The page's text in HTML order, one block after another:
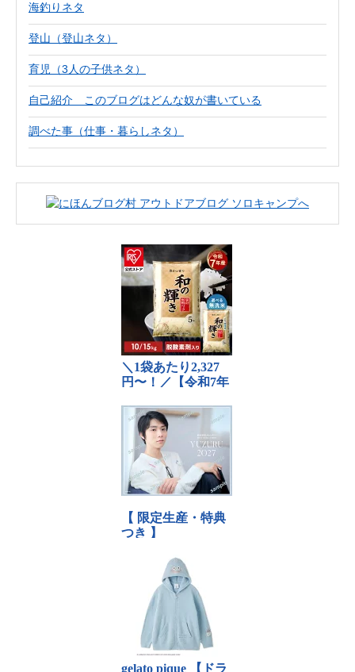
海釣りネタ
登山（登山ネタ）
育児（3人の子供ネタ）
自己紹介 このブログはどんな奴が書いている
調べた事（仕事・暮らしネタ）